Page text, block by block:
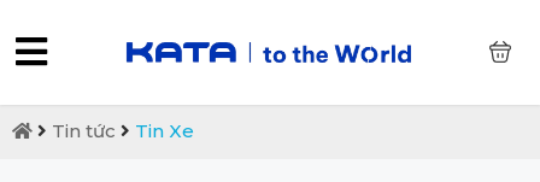
Tin tức Tin Xe